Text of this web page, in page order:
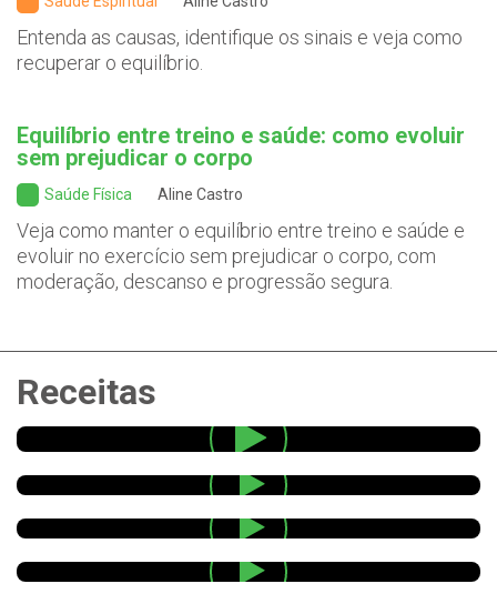
Entenda as causas, identifique os sinais e veja como
recuperar o equilíbrio.
Equilíbrio entre treino e saúde: como evoluir
sem prejudicar o corpo
Saúde Física Aline Castro
Veja como manter o equilíbrio entre treino e saúde e
evoluir no exercício sem prejudicar o corpo, com
moderação, descanso e progressão segura.
Receitas